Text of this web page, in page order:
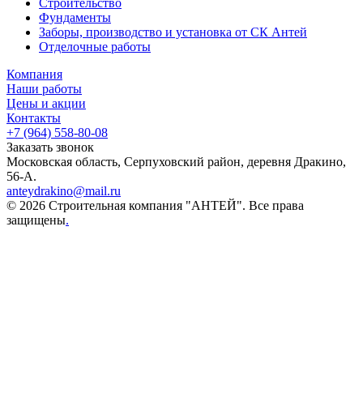
Фундаменты
Заборы, производство и установка от СК Антей
Отделочные работы
Компания
Наши работы
Цены и акции
Контакты
+7 (964) 558-80-08
Заказать звонок
Московская область, Серпуховский район, деревня Дракино,
56-А.
anteydrakino@mail.ru
© 2026 Строительная компания "АНТЕЙ". Все права
защищены.